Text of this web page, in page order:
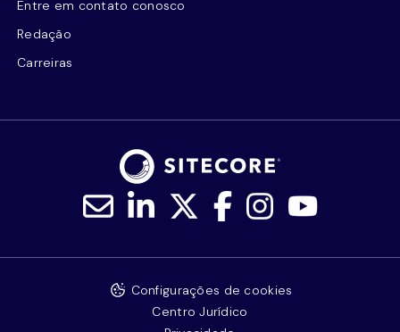
Entre em contato conosco
Redação
Carreiras
Configurações de cookies
Centro Jurídico